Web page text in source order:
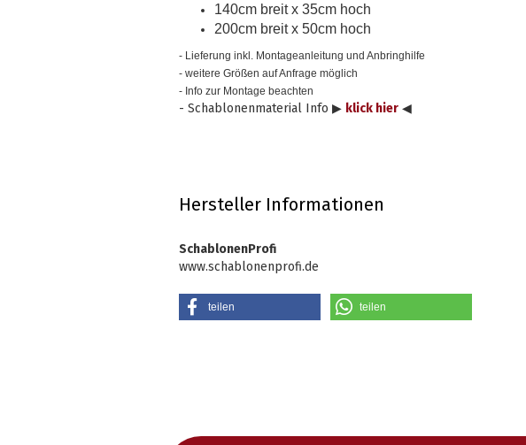
140cm breit x 35cm hoch
200cm breit x 50cm hoch
- Lieferung inkl. Montageanleitung und Anbringhilfe
- weitere Größen auf Anfrage möglich
- Info zur Montage beachten
- Schablonenmaterial Info ▶ klick hier ◀
Hersteller Informationen
SchablonenProfi
www.schablonenprofi.de
teilen teilen